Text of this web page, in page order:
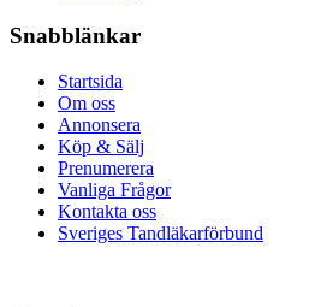
Snabblänkar
Startsida
Om oss
Annonsera
Köp & Sälj
Prenumerera
Vanliga Frågor
Kontakta oss
Sveriges Tandläkarförbund